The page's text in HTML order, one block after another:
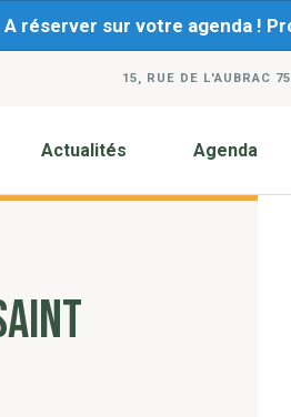
réserver sur votre agenda !
15, RUE DE L'AUBRAC
Actualités Agenda